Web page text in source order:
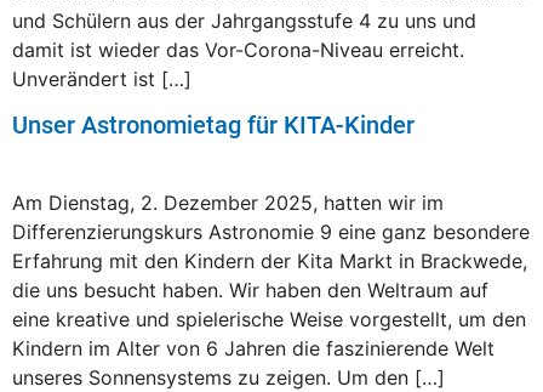
und Schülern aus der Jahrgangsstufe 4 zu uns und
damit ist wieder das Vor-Corona-Niveau erreicht.
Unverändert ist […]
Unser Astronomietag für KITA-Kinder
Am Dienstag, 2. Dezember 2025, hatten wir im
Differenzierungskurs Astronomie 9 eine ganz besondere
Erfahrung mit den Kindern der Kita Markt in Brackwede,
die uns besucht haben. Wir haben den Weltraum auf
eine kreative und spielerische Weise vorgestellt, um den
Kindern im Alter von 6 Jahren die faszinierende Welt
unseres Sonnensystems zu zeigen. Um den […]